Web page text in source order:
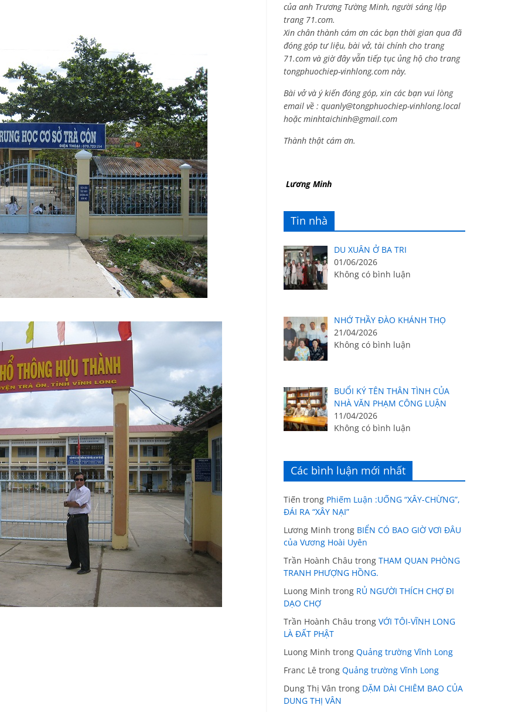
của anh Trương Tường Minh, người sáng lập
trang 71.com.
Xin chân thành cám ơn các bạn thời gian qua đã
đóng góp tư liệu, bài vở, tài chính cho trang
71.com và giờ đây vẫn tiếp tục ủng hộ cho trang
tongphuochiep-vinhlong.com này.
Bài vở và ý kiến đóng góp, xin các bạn vui lòng
email về : quanly@tongphuochiep-vinhlong.local
hoặcminhtaichinh@gmail.com
Thành thật cám ơn.
Lương Minh
Tin nhà
DU XUÂN Ở BA TRI
01/06/2026
Không có bình luận
NHỚ THẦY ĐÀO KHÁNH THỌ
21/04/2026
Không có bình luận
BUỔI KÝ TÊN THÂN TÌNH CỦA
NHÀ VĂN PHẠM CÔNG LUẬN
11/04/2026
Không có bình luận
Các bình luận mới nhất
Tiến trong Phiếm Luận :UỐNG “XÂY-CHỪNG”,
ĐÁI RA “XÂY NẠI”
Lương Minh trong BIỂN CÓ BAO GIỜ VƠI ĐÂU
của Vương Hoài Uyên
Trần Hoành Châu trong THAM QUAN PHÒNG
TRANH PHƯỢNG HỒNG.
Luong Minh trong RỦ NGƯỜI THÍCH CHỢ ĐI
DẠO CHỢ
Trần Hoành Châu trong VỚI TÔI-VĨNH LONG
LÀ ĐẤT PHẬT
Luong Minh trong Quảng trường Vĩnh Long
Franc Lê trong Quảng trường Vĩnh Long
Dung Thị Vân trong DẶM DÀI CHIÊM BAO CỦA
DUNG THỊ VÂN